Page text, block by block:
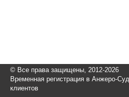
© Все права защищены, 2012-2026
Временная регистрация в Анжеро-
клиентов